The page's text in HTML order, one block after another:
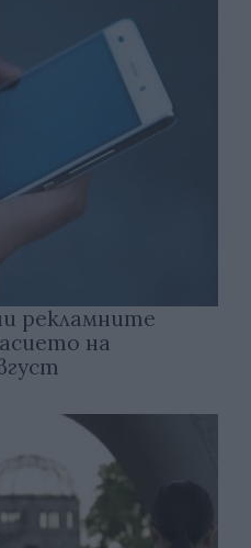
рекламните
на